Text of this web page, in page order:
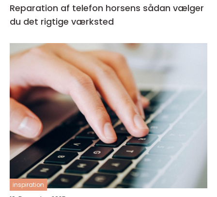
Reparation af telefon horsens sådan vælger
du det rigtige værksted
inspiration